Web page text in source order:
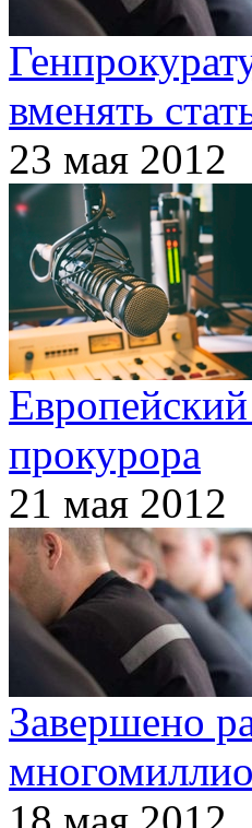
вменять
23 мая 2012
прокурора
21 мая 2012
Завершено